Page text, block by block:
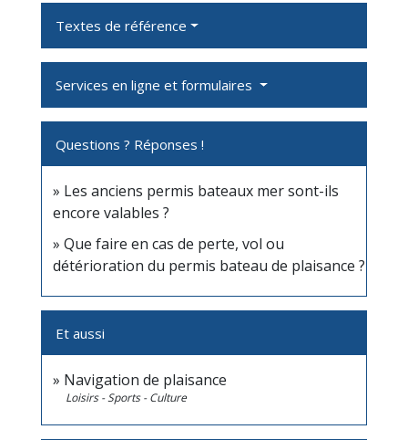
Textes de référence
Services en ligne et formulaires
Questions ? Réponses !
Les anciens permis bateaux mer sont-ils
encore valables ?
Que faire en cas de perte, vol ou
détérioration du permis bateau de plaisance ?
Et aussi
Navigation de plaisance
Loisirs - Sports - Culture